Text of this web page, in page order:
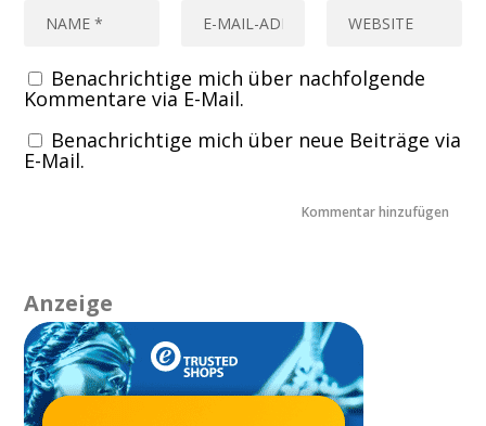
Benachrichtige mich über nachfolgende
Kommentare via E-Mail.
Benachrichtige mich über neue Beiträge via
E-Mail.
Anzeige